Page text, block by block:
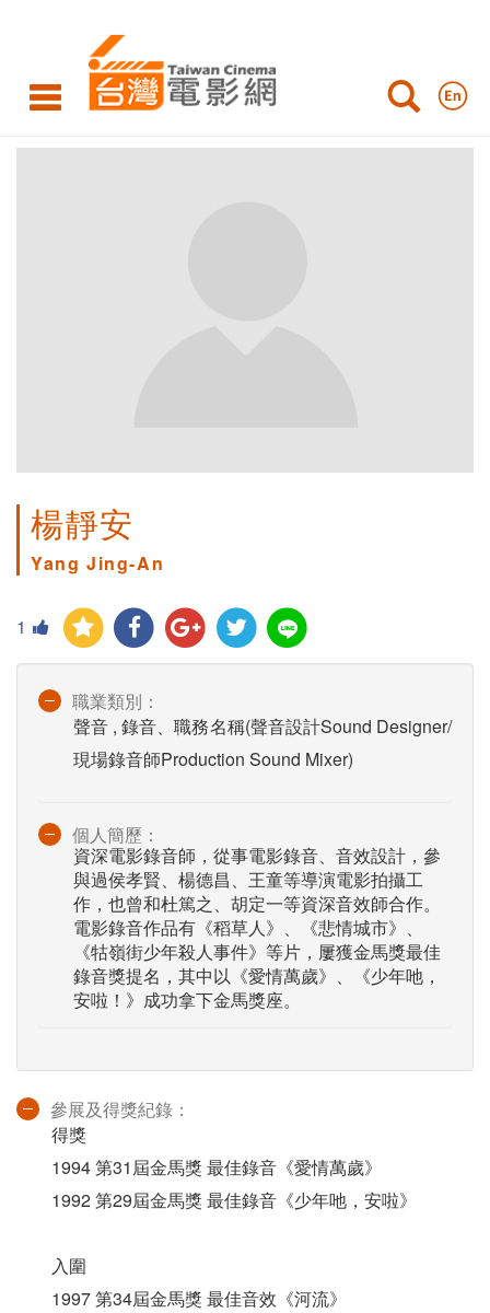
楊靜安
Yang Jing-An
1
職業類別：
聲音 , 錄音、職務名稱(聲音設計Sound Designer/
現場錄音師Production Sound Mixer)
個人簡歷：
資深電影錄音師，從事電影錄音、音效設計，參
與過侯孝賢、楊德昌、王童等導演電影拍攝工
作，也曾和杜篤之、胡定一等資深音效師合作。
電影錄音作品有《稻草人》、《悲情城市》、
《牯嶺街少年殺人事件》等片，屢獲金馬獎最佳
錄音獎提名，其中以《愛情萬歲》、《少年吔，
安啦！》成功拿下金馬獎座。
參展及得獎紀錄：
得獎
1994 第31屆金馬獎 最佳錄音《愛情萬歲》
1992 第29屆金馬獎 最佳錄音《少年吔，安啦》
入圍
1997 第34屆金馬獎 最佳音效《河流》